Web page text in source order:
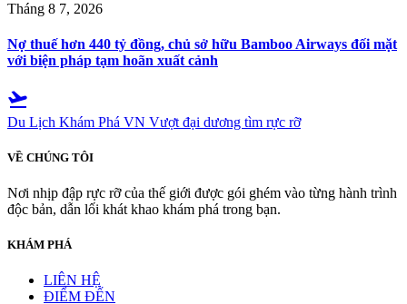
Tháng 8 7, 2026
Nợ thuế hơn 440 tỷ đồng, chủ sở hữu Bamboo Airways đối mặt
với biện pháp tạm hoãn xuất cảnh
flight_takeoff
Du Lịch Khám Phá VN Vượt đại dương tìm rực rỡ
VỀ CHÚNG TÔI
Nơi nhịp đập rực rỡ của thế giới được gói ghém vào từng hành trình
độc bản, dẫn lối khát khao khám phá trong bạn.
KHÁM PHÁ
LIÊN HỆ
ĐIỂM ĐẾN